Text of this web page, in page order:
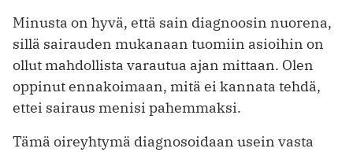
Minusta on hyvä, että sain diagnoosin nuorena,
sillä sairauden mukanaan tuomiin asioihin on
ollut mahdollista varautua ajan mittaan. Olen
oppinut ennakoimaan, mitä ei kannata tehdä,
ettei sairaus menisi pahemmaksi.
Tämä oireyhtymä diagnosoidaan usein vasta